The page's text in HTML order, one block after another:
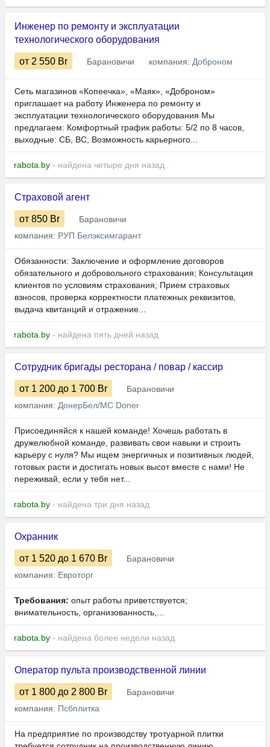
Инженер по ремонту и эксплуатации
технологического оборудования
от 2 550 Br Барановичи компания: Доброном
Сеть магазинов «Копеечка», «Маяк», «Доброном»
приглашает на работу Инженера по ремонту и
эксплуатации технологического оборудования Мы
предлагаем: Комфортный график работы: 5/2 по 8 часов,
выходные: СБ, ВС; Возможность карьерного...
rabota.by - найдена четыре дня назад
Страховой агент
от 850 Br
Барановичи
компания: РУП Белэксимгарант
Обязанности: Заключение и оформление договоров
обязательного и добровольного страхования; Консультация
клиентов по условиям страхования; Прием страховых
взносов, проверка корректности платежных реквизитов,
выдача квитанций и отражение...
rabota.by - найдена пять дней назад
Сотрудник бригады ресторана / повар / кассир
от 1 200 до 1 700 Br
Барановичи
компания: ДонерБел/MC Doner
Присоединяйся к нашей команде! Хочешь работать в
дружелюбной команде, развивать свои навыки и строить
карьеру с нуля? Мы ищем энергичных и позитивных людей,
готовых расти и достигать новых высот вместе с нами! Не
переживай, если у тебя нет...
rabota.by - найдена три дня назад
Охранник
от 1 520 до 1 670 Br
Барановичи
компания: Евроторг
Требования: опыт работы приветствуется;
внимательность, организованность,...
rabota.by - найдена более недели назад
Оператор пульта производственной линии
от 1 800 до 2 800 Br
Барановичи
компания: Псбплитка
На предприятие по производству тротуарной плитки